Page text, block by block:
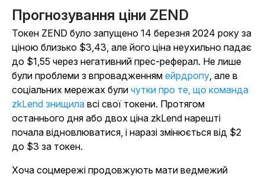
Прогнозування ціни ZEND
Токен ZEND було запущено 14 березня 2024 року за
ціною близько $3,43, але його ціна неухильно падає
до $1,55 через негативний прес-реферал. Не лише
були проблеми з впровадженням ейрдропу, але в
соціальних мережах були чутки про те, що команда
zkLend знищила всі свої токени. Протягом
останнього дня або двох ціна zkLend нарешті
почала відновлюватися, і наразі змінюється від $2
до $3 за токен.
Хоча соцмережі продовжують мати ведмежий